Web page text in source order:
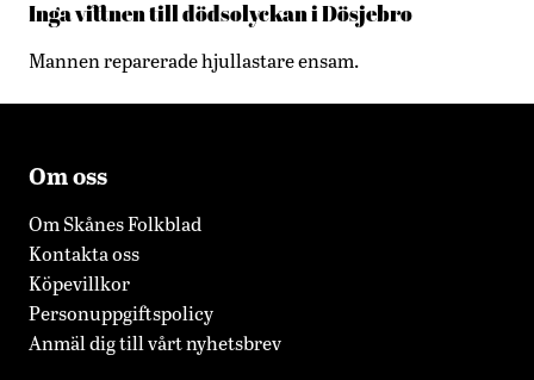
Inga vittnen till dödsolyckan i Dösjebro
Mannen reparerade hjullastare ensam.
Om oss
Om Skånes Folkblad
Kontakta oss
Köpevillkor
Personuppgiftspolicy
Anmäl dig till vårt nyhetsbrev